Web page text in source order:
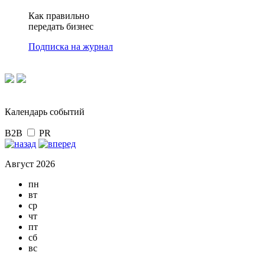
Как правильно
передать бизнес
Подписка на журнал
Календарь событий
B2B PR
Август 2026
пн
вт
ср
чт
пт
сб
вс